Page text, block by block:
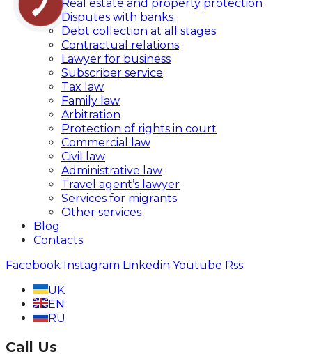
Real estate and property protection
Disputes with banks
Debt collection at all stages
Contractual relations
Lawyer for business
Subscriber service
Tax law
Family law
Arbitration
Protection of rights in court
Commercial law
Civil law
Administrative law
Travel agent’s lawyer
Services for migrants
Other services
Blog
Contacts
Facebook Instagram Linkedin Youtube Rss
UK
EN
RU
Call Us